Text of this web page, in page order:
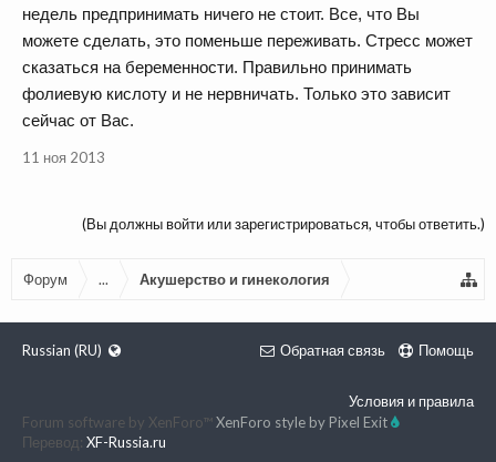
недель предпринимать ничего не стоит. Все, что Вы
можете сделать, это поменьше переживать. Стресс может
сказаться на беременности. Правильно принимать
фолиевую кислоту и не нервничать. Только это зависит
сейчас от Вас.
11 ноя 2013
(Вы должны войти или зарегистрироваться, чтобы ответить.)
Форум ... Акушерство и гинекология
Russian (RU) Обратная связь Помощь
Условия и правила
Forum software by XenForo™XenForo style by Pixel Exit
Перевод: XF-Russia.ru